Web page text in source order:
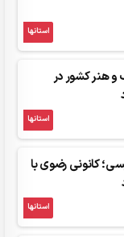
استانها
و هنر کشور در
استانها
کانونی رضوی با
استانها